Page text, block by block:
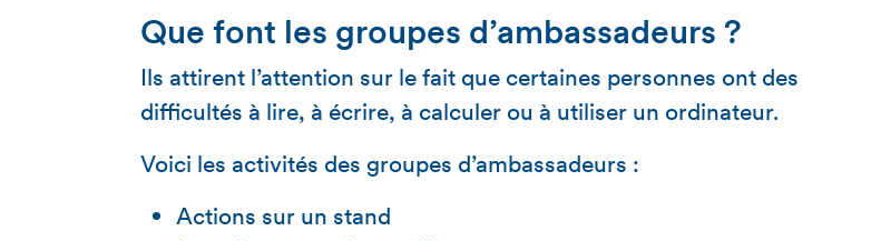
Que font les groupes d’ambassadeurs ?
Ils attirent l’attention sur le fait que certaines personnes ont des
difficultés à lire, à écrire, à calculer ou à utiliser un ordinateur.
Voici les activités des groupes d’ambassadeurs :
Actions sur un stand